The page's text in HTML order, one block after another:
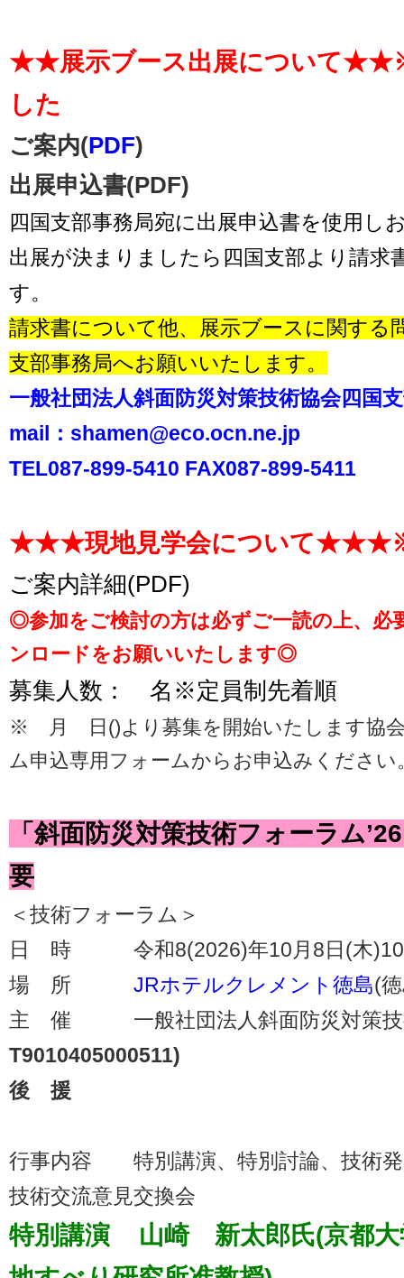
★★展示ブース出展について
した
ご案内(PDF)
出展申込書(PDF)
四国支部事務局宛に出展申込書を使用し
出展が決まりましたら四国支部より請求
す。
請求書について他、展示ブースに関する
支部事務局へお願いいたします。
一般社団法人斜面防災対策技術協会四国
mail：shamen@eco.ocn.ne.jp
TEL087-899-5410 FAX087-899-5411
★★★現地見学会について
ご案内詳細(PDF)
◎参加をご検討の方は必ずご一読の上、必
ンロードをお願いいたします◎
募集人数： 名※定員制先着順
※ 月 日()より募集を開始いたします協会
ム申込専用フォームからお申込みください
「斜面防災対策技術フォーラム
要
＜技術フォーラム＞
日 時 令和8(2026)年10月8日(木)10
場 所 JRホテルクレメント徳島(
主 催 一般社団法人斜面防災対策技
T9010405000511)
後 援
行事内容 特別講演、特別討論、技術発
技術交流意見交換会
特別講演 山崎 新太郎氏(京都大